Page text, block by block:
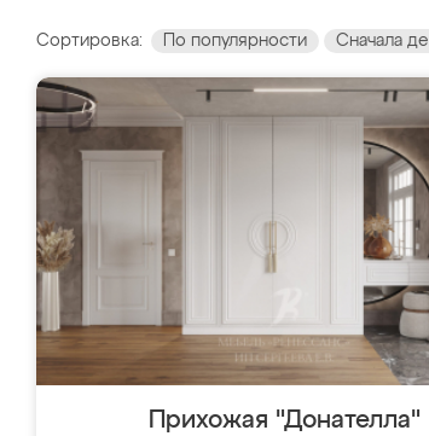
Сортировка: По популярности Сначала
Прихожая "Донателла"